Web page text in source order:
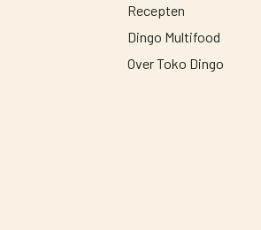
Recepten
Dingo Multifood
Over Toko Dingo